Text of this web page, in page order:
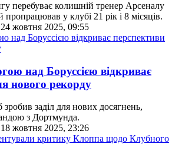
перебуває колишній тренер Арсеналу
у клубі 21 рік і 8 місяців.
жовтня 2025, 09:55
над Боруссією відкриває
нового рекорду
заділ для нових досягнень,
з Дортмунда.
жовтня 2025, 23:26